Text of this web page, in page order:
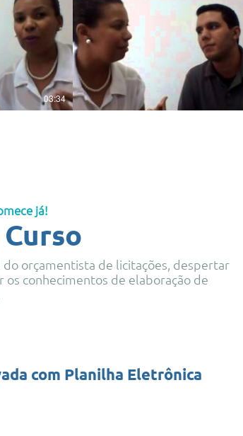
03:34
já!
orçamentista de licitações, despertar
conhecimentos de elaboração de
com Planilha Eletrônica